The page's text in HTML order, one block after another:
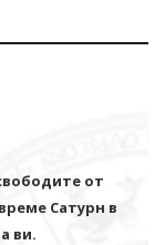
от
Сатурн в
ви.